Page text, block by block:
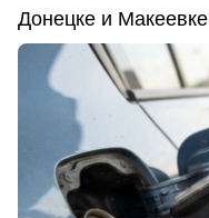
Донецке и Макеевке